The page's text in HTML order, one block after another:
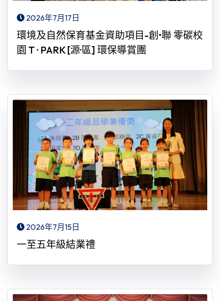
2026年7月17日
環境及自然保育基金資助項目-創•聯 零碳校
園 T · PARK [源·區] 環保導賞團
2026年7月15日
一至五年級結業禮